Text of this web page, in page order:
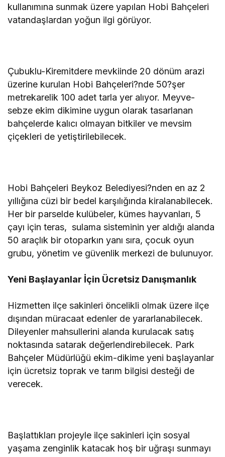
kullanımına sunmak üzere yapılan Hobi Bahçeleri
vatandaşlardan yoğun ilgi görüyor.
Çubuklu-Kiremitdere mevkiinde 20 dönüm arazi
üzerine kurulan Hobi Bahçeleri?nde 50?şer
metrekarelik 100 adet tarla yer alıyor. Meyve-
sebze ekim dikimine uygun olarak tasarlanan
bahçelerde kalıcı olmayan bitkiler ve mevsim
çiçekleri de yetiştirilebilecek.
Hobi Bahçeleri Beykoz Belediyesi?nden en az 2
yıllığına cüzi bir bedel karşılığında kiralanabilecek.
Her bir parselde kulübeler, kümes hayvanları, 5
çayı için teras, sulama sisteminin yer aldığı alanda
50 araçlık bir otoparkın yanı sıra, çocuk oyun
grubu, yönetim ve güvenlik merkezi de bulunuyor.
Yeni Başlayanlar İçin Ücretsiz Danışmanlık
Hizmetten ilçe sakinleri öncelikli olmak üzere ilçe
dışından müracaat edenler de yararlanabilecek.
Dileyenler mahsullerini alanda kurulacak satış
noktasında satarak değerlendirebilecek. Park
Bahçeler Müdürlüğü ekim-dikime yeni başlayanlar
için ücretsiz toprak ve tarım bilgisi desteği de
verecek.
Başlattıkları projeyle ilçe sakinleri için sosyal
yaşama zenginlik katacak hoş bir uğraşı sunmayı